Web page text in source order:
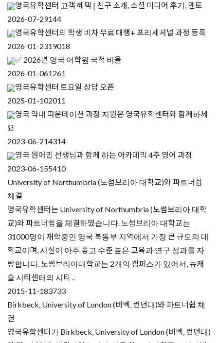
영국유학센터 고객 혜택 | 친구 소개, 소셜 미디어 후기, 멘토
2026-07-29144
영국유학센터의 학생 비자 무료 대행+ 프리세셔널 과정 등록
2026-01-2319018
✅ 2026년 영국 어학원 국적 비율
2026-01-061261
영국유학센터 토요일 상담 오픈
2025-01-102011
영국 약대 파운데이션 과정 지원은 영국유학센터와 함께하세
요
2023-06-214314
영국 원어민 선생님과 함께 하는 아카데믹 4주 영어 과정
2023-06-155410
University of Northumbria (노섬브리아 대학교)와 파트너쉽
체결
영국유학센터는 University of Northumbria (노썸브리아 대학
교)와 파트너쉽을 체결하였습니다. 노섬브리아 대학교는
31000명이 재학중인 영국 북동부 지역에서 가장 큰 규모의 대
학교이며, 시설이 아주 좋고 수준 높은 교육과 연구 성과를 자
랑합니다. 노썸브리아대학교는 2개의 캠퍼스가 있어서, 뉴캐
슬 시티센터의 시티 ..
2015-11-183733
Birkbeck, University of London (버벡, 런던대)와 파트너쉽 체
결
영국유학센터가 Birkbeck, University of London (버벡, 런던대)